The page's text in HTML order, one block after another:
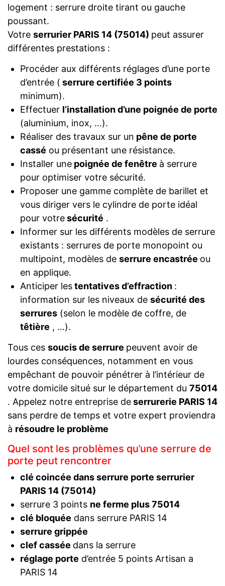
logement : serrure droite tirant ou gauche
poussant.
Votre serrurier PARIS 14 (75014) peut assurer
différentes prestations :
Procéder aux différents réglages d’une porte
d’entrée ( serrure certifiée 3 points
minimum).
Effectuer l’installation d’une poignée de porte
(aluminium, inox, …).
Réaliser des travaux sur un pêne de porte
cassé ou présentant une résistance.
Installer unepoignée de fenêtre à serrure
pour optimiser votre sécurité.
Proposer une gamme complète de barillet et
vous diriger vers le cylindre de porte idéal
pour votresécurité .
Informer sur les différents modèles de serrure
existants : serrures de porte monopoint ou
multipoint, modèles de serrure encastrée ou
en applique.
Anticiper lestentatives d’effraction :
information sur les niveaux de sécurité des
serrures(selon le modèle de coffre, de
têtière , …).
Tous ces soucis de serrure peuvent avoir de
lourdes conséquences, notamment en vous
empêchant de pouvoir pénétrer à l’intérieur de
votre domicile situé sur le département du 75014
. Appelez notre entreprise deserrurerie PARIS 14
sans perdre de temps et votre expert proviendra
à résoudre le problème
Quel sont les problèmes qu’une serrure de
porte peut rencontrer
clé coincée dans serrure porte serrurier
PARIS 14 (75014)
serrure 3 points ne ferme plus 75014
clé bloquée dans serrure PARIS 14
serrure grippée
clef cassée dans la serrure
réglage porte d’entrée 5 points Artisan a
PARIS 14